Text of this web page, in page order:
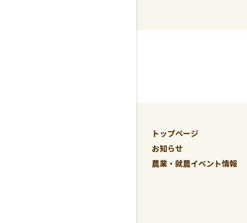
トップページ
お知らせ
農業・就農イベント情報